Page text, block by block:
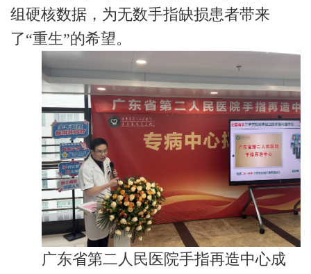
组硬核数据，为无数手指缺损患者带来
了“重生”的希望。
广东省第二人民医院手指再造中心成